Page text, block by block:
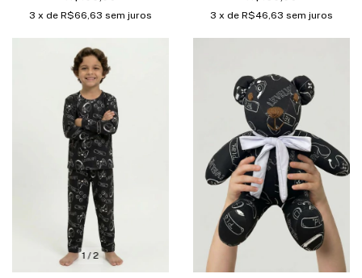
3 x de R$66,63 sem juros 3 x de R$46,63 sem juros
1 /2